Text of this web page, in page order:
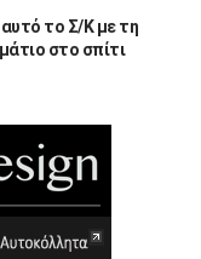
αυτό το Σ/Κ με τη
στο σπίτι